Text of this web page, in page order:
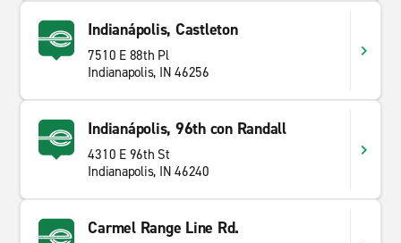
Indianápolis, Castleton
7510 E 88th Pl
Indianapolis, IN 46256
Indianápolis, 96th con Randall
4310 E 96th St
Indianapolis, IN 46240
Carmel Range Line Rd.